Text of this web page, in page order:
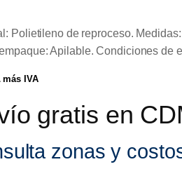
Polietileno de reproceso.
Apilable. Condiciones de
más IVA
gratis en
zonas y